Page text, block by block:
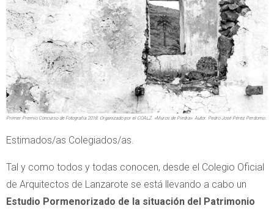
Primer Premio Concurso de Fotografía 2018. Organizado por el COALZ. «Muros de Piedra». Autor. Pedro José Pérez Perdomo.
Estimados/as Colegiados/as.
Tal y como todos y todas conocen, desde el Colegio Oficial
de Arquitectos de Lanzarote se está llevando a cabo un
Estudio Pormenorizado de la situación del Patrimonio